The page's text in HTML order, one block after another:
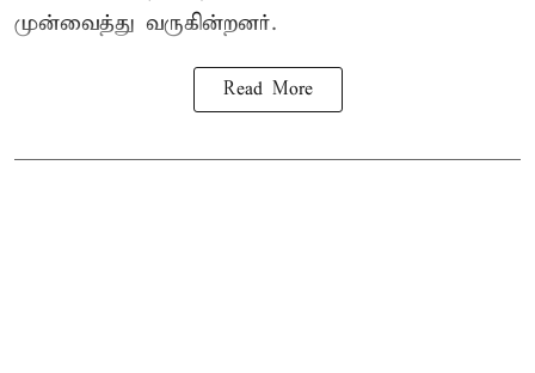
முன்வைத்து வருகின்றனர்.
Read More